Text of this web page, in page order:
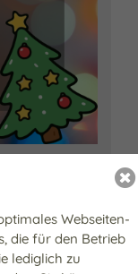
noch einmal für
wird
Webseiten-
die für den Betrieb
lediglich zu